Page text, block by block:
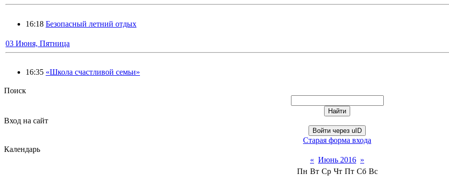
16:18 Безопасный летний отдых
03 Июня, Пятница
16:35 «Школа счастливой семьи»
Поиск
Вход на сайт
Войти через uID
Старая форма входа
Календарь
« Июнь 2016 »
Пн Вт Ср Чт Пт Сб Вс